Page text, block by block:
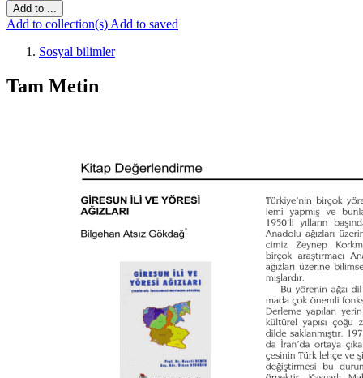
Add to ...
Add to collection(s) Add to saved
Sosyal bilimler
Tam Metin